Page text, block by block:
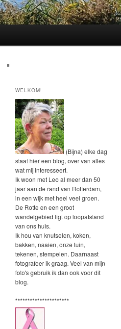
WELKOM!
(Bijna) elke dag
staat hier een blog, over van alles
wat mij interesseert.
Ik woon met Leo al meer dan 50
jaar aan de rand van Rotterdam,
in een wijk met heel veel groen.
De Rotte en een groot
wandelgebied ligt op loopafstand
van ons huis.
Ik hou van knutselen, koken,
bakken, naaien, onze tuin,
tekenen, stempelen. Daarnaast
fotografeer ik graag. Veel van mijn
foto's gebruik ik dan ook voor dit
blog.
**********************